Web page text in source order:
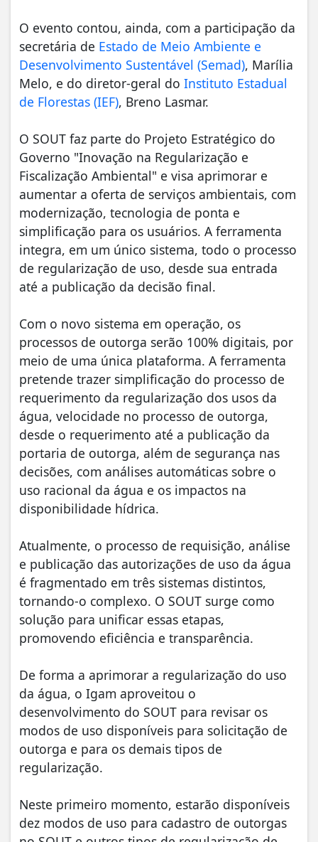
O evento contou, ainda, com a participação da
secretária de Estado de Meio Ambiente e
Desenvolvimento Sustentável (Semad), Marília
Melo, e do diretor-geral do Instituto Estadual
de Florestas (IEF), Breno Lasmar.
O SOUT faz parte do Projeto Estratégico do
Governo "Inovação na Regularização e
Fiscalização Ambiental" e visa aprimorar e
aumentar a oferta de serviços ambientais, com
modernização, tecnologia de ponta e
simplificação para os usuários. A ferramenta
integra, em um único sistema, todo o processo
de regularização de uso, desde sua entrada
até a publicação da decisão final.
Com o novo sistema em operação, os
processos de outorga serão 100% digitais, por
meio de uma única plataforma. A ferramenta
pretende trazer simplificação do processo de
requerimento da regularização dos usos da
água, velocidade no processo de outorga,
desde o requerimento até a publicação da
portaria de outorga, além de segurança nas
decisões, com análises automáticas sobre o
uso racional da água e os impactos na
disponibilidade hídrica.
Atualmente, o processo de requisição, análise
e publicação das autorizações de uso da água
é fragmentado em três sistemas distintos,
tornando-o complexo. O SOUT surge como
solução para unificar essas etapas,
promovendo eficiência e transparência.
De forma a aprimorar a regularização do uso
da água, o Igam aproveitou o
desenvolvimento do SOUT para revisar os
modos de uso disponíveis para solicitação de
outorga e para os demais tipos de
regularização.
Neste primeiro momento, estarão disponíveis
dez modos de uso para cadastro de outorgas